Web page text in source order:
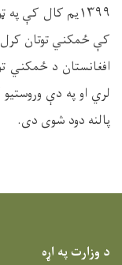
کې ځمکني توتان
افغانستان د ځمکني
لري او په دې
پالنه دود شوی دی.
د وزارت په اړه